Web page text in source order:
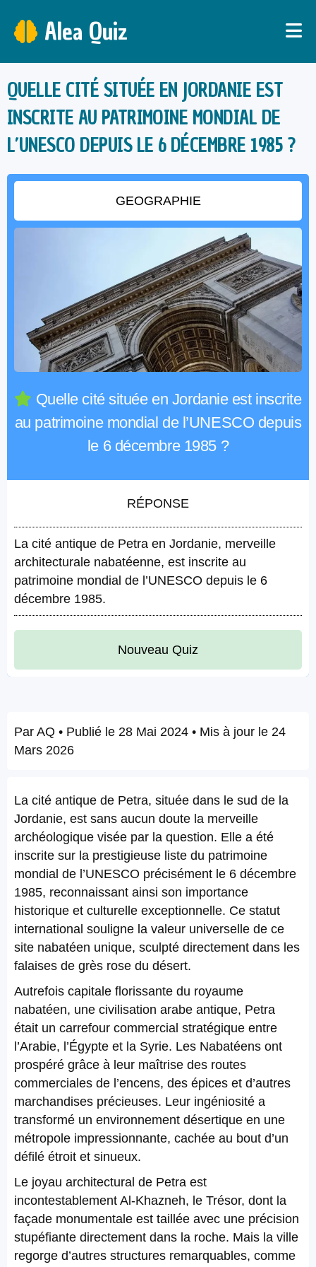
Alea Quiz
QUELLE CITÉ SITUÉE EN JORDANIE EST
INSCRITE AU PATRIMOINE MONDIAL DE
L’UNESCO DEPUIS LE 6 DÉCEMBRE 1985 ?
GEOGRAPHIE
Quelle cité située en Jordanie est inscrite
au patrimoine mondial de l’UNESCO depuis
le 6 décembre 1985 ?
RÉPONSE
La cité antique de Petra en Jordanie, merveille
architecturale nabatéenne, est inscrite au
patrimoine mondial de l’UNESCO depuis le 6
décembre 1985.
Nouveau Quiz
Par AQ • Publié le 28 Mai 2024 • Mis à jour le 24
Mars 2026
La cité antique de Petra, située dans le sud de la
Jordanie, est sans aucun doute la merveille
archéologique visée par la question. Elle a été
inscrite sur la prestigieuse liste du patrimoine
mondial de l’UNESCO précisément le 6 décembre
1985, reconnaissant ainsi son importance
historique et culturelle exceptionnelle. Ce statut
international souligne la valeur universelle de ce
site nabatéen unique, sculpté directement dans les
falaises de grès rose du désert.
Autrefois capitale florissante du royaume
nabatéen, une civilisation arabe antique, Petra
était un carrefour commercial stratégique entre
l’Arabie, l’Égypte et la Syrie. Les Nabatéens ont
prospéré grâce à leur maîtrise des routes
commerciales de l’encens, des épices et d’autres
marchandises précieuses. Leur ingéniosité a
transformé un environnement désertique en une
métropole impressionnante, cachée au bout d’un
défilé étroit et sinueux.
Le joyau architectural de Petra est
incontestablement Al-Khazneh, le Trésor, dont la
façade monumentale est taillée avec une précision
stupéfiante directement dans la roche. Mais la ville
regorge d’autres structures remarquables, comme